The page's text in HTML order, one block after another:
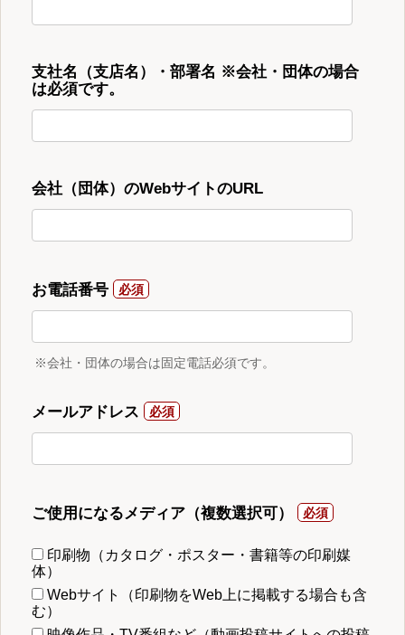
支社名（支店名）・部署名 ※会社・団体の場合
は必須です。
会社（団体）のWebサイトのURL
お電話番号
※会社・団体の場合は固定電話必須です。
メールアドレス
ご使用になるメディア（複数選択可）
印刷物（カタログ・ポスター・書籍等の印刷媒
体）
Webサイト（印刷物をWeb上に掲載する場合も含
む）